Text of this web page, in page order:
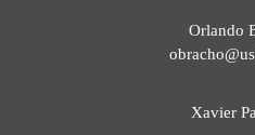
Orlando
Xavier